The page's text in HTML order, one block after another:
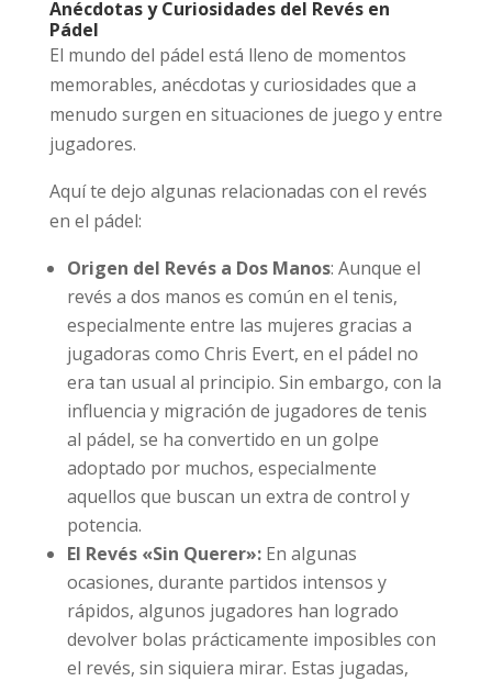
Anécdotas y Curiosidades del Revés en
Pádel
El mundo del pádel está lleno de momentos
memorables, anécdotas y curiosidades que a
menudo surgen en situaciones de juego y entre
jugadores.
Aquí te dejo algunas relacionadas con el revés
en el pádel:
Origen del Revés a Dos Manos: Aunque el
revés a dos manos es común en el tenis,
especialmente entre las mujeres gracias a
jugadoras como Chris Evert, en el pádel no
era tan usual al principio. Sin embargo, con la
influencia y migración de jugadores de tenis
al pádel, se ha convertido en un golpe
adoptado por muchos, especialmente
aquellos que buscan un extra de control y
potencia.
El Revés «Sin Querer»:En algunas
ocasiones, durante partidos intensos y
rápidos, algunos jugadores han logrado
devolver bolas prácticamente imposibles con
el revés, sin siquiera mirar. Estas jugadas,